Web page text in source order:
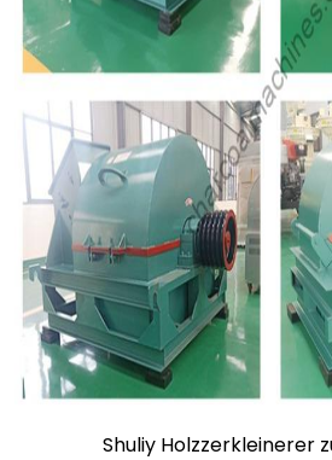
Shuliy Holzzerkleinerer